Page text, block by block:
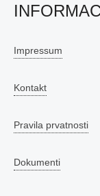
Impressum
Kontakt
Pravila prvatnosti
Dokumenti